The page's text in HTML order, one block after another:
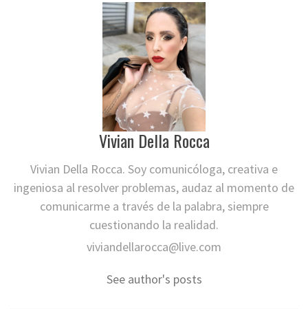
Vivian Della Rocca
Vivian Della Rocca. Soy comunicóloga, creativa e
ingeniosa al resolver problemas, audaz al momento de
comunicarme a través de la palabra, siempre
cuestionando la realidad.
viviandellarocca@live.com
See author's posts